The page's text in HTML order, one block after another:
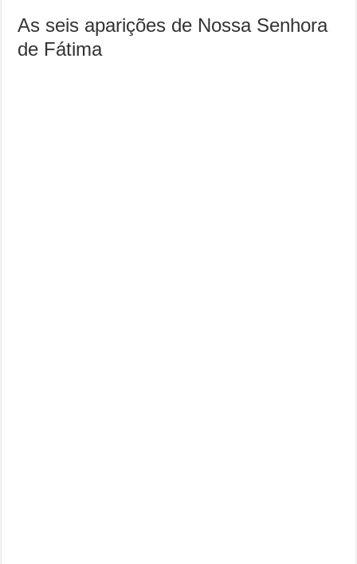
As seis aparições de Nossa Senhora
de Fátima